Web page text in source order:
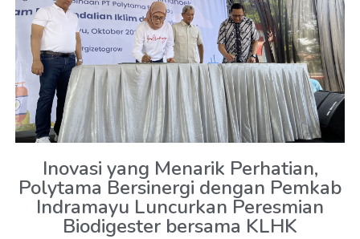
Inovasi yang Menarik Perhatian,
Polytama Bersinergi dengan Pemkab
Indramayu Luncurkan Peresmian
Biodigester bersama KLHK